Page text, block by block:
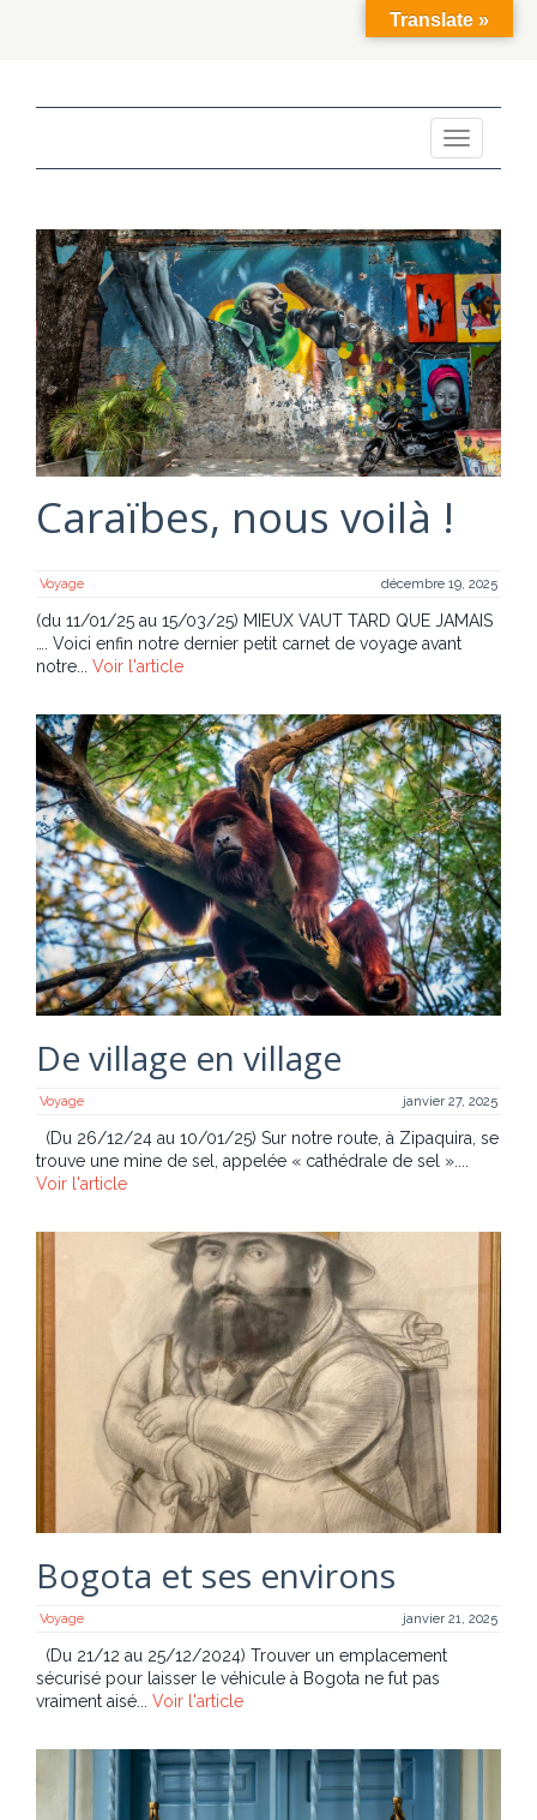
Toggle
navigation
Articles
récents
Caraïbes, nous voilà !
Voyage décembre 19, 2025
(du 11/01/25 au 15/03/25) MIEUX VAUT TARD QUE JAMAIS
…. Voici enfin notre dernier petit carnet de voyage avant
notre... Voir l'article
De village en village
Voyage janvier 27, 2025
(Du 26/12/24 au 10/01/25) Sur notre route, à Zipaquira, se
trouve une mine de sel, appelée « cathédrale de sel »....
Voir l'article
Bogota et ses environs
Voyage janvier 21, 2025
(Du 21/12 au 25/12/2024) Trouver un emplacement
sécurisé pour laisser le véhicule à Bogota ne fut pas
vraiment aisé... Voir l'article
Translate »